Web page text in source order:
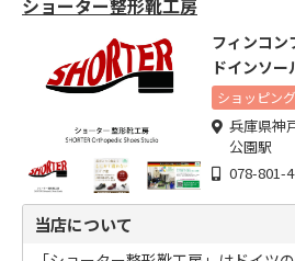
ショーター整形靴工房
フィンコン
ドインソ
心地の良い
ショッピング
兵庫県神
公園駅
078-801-
当店について